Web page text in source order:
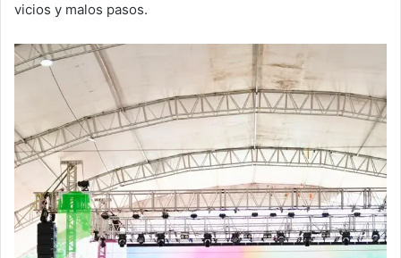
vicios y malos pasos.